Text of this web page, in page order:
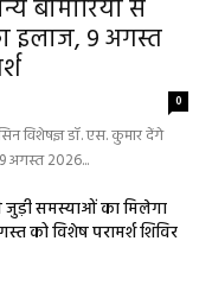
बीमारियों से
इलाज, 9 अगस्त
0
विशेषज्ञ डॉ. एस. कुमार देंगे
अगस्त 2026...
जुड़ी समस्याओं का मिलेगा
को विशेष परामर्श शिविर